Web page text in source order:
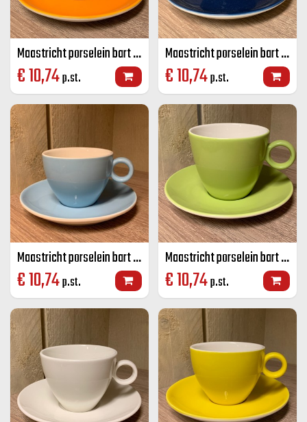
Maastricht porselein bart cappuccino K+S oranje 23 CL
€10,74p.st.
Maastricht porselein bart cappuccino K+S kobalt blauw 23 CL
€10,74p.st.
Maastricht porselein bart cappuccino K+S licht blauw 23 CL
€10,74p.st.
Maastricht porselein bart cappuccino K+S lime groen 23 CL
€10,74p.st.